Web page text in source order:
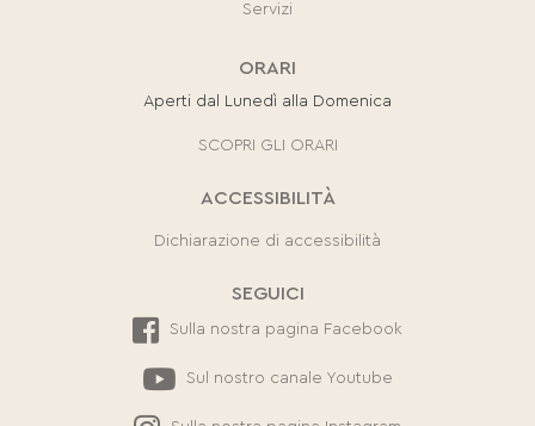
Servizi
ORARI
Aperti dal Lunedì alla Domenica
SCOPRI GLI ORARI
ACCESSIBILITÀ
Dichiarazione di accessibilità
SEGUICI
Sulla nostra pagina Facebook
Sul nostro canale Youtube